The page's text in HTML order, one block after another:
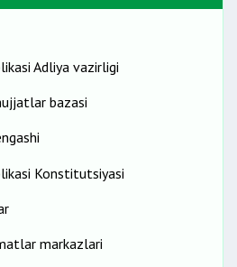
Adliya vazirligi
bazasi
Konstitutsiyasi
markazlari